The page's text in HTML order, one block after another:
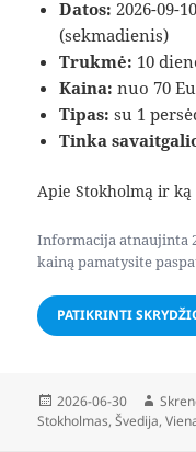
Datos: 2026-09-
(sekmadienis)
Trukmė: 10
Kaina: nuo 70
Tipas: su 1
Tinka
Apie Stokholmą ir
Informacija atnaujinta
kainą pamatysite
PATIKRINTI
Paskelbta
2026-06-30
Stokholmas,Švedija,